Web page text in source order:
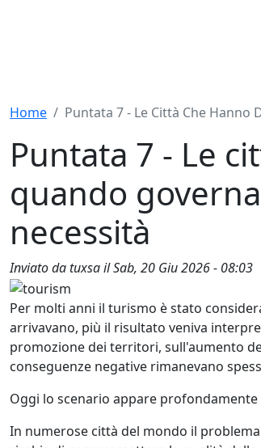
Home Puntata 7 - Le Città Che
Puntata 7 - Le
quando
necessità
Inviato datuxsailSab, 20 Giu 2026 - 08:03
Per molti anni il turismo è stato
arrivavano, più il risultato veniva
promozione dei territori, sull'aumento
conseguenze negative rimanevano
Oggi lo scenario appare profondamente
In numerose città del mondo il